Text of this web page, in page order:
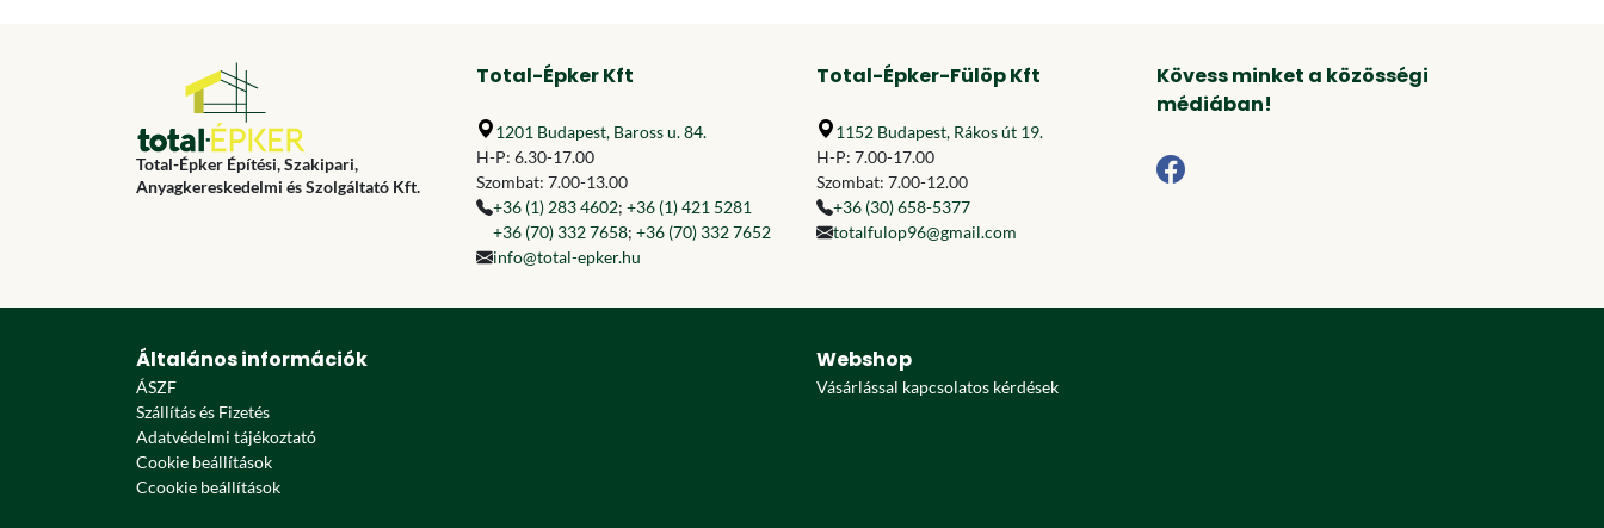
Total-Épker Építési, Szakipari,
Anyagkereskedelmi és Szolgáltató Kft.
Total-Épker Kft
1201 Budapest, Baross u. 84.
H-P: 6.30-17.00
Szombat: 7.00-13.00
+36 (1) 283 4602; +36 (1) 421 5281
+36 (70) 332 7658; +36 (70) 332 7652
info@total-epker.hu
Total-Épker-Fülöp Kft
1152 Budapest, Rákos út 19.
H-P: 7.00-17.00
Szombat: 7.00-12.00
+36 (30) 658-5377
totalfulop96@gmail.com
Kövess minket a közösségi
médiában!
Általános információk
ÁSZF
Szállítás és Fizetés
Adatvédelmi tájékoztató
Cookie beállítások
Ccookie beállítások
Webshop
Vásárlással kapcsolatos kérdések